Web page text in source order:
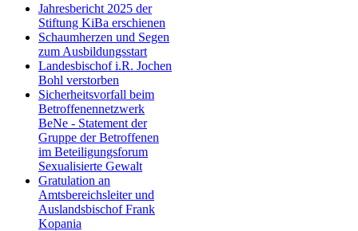
Jahresbericht 2025 der
Stiftung KiBa erschienen
Schaumherzen und Segen
zum Ausbildungsstart
Landesbischof i.R. Jochen
Bohl verstorben
Sicherheitsvorfall beim
Betroffenennetzwerk
BeNe - Statement der
Gruppe der Betroffenen
im Beteiligungsforum
Sexualisierte Gewalt
Gratulation an
Amtsbereichsleiter und
Auslandsbischof Frank
Kopania